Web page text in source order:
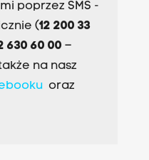
poprzez SMS -
(12 200 33
630 60 00 –
na nasz
oraz